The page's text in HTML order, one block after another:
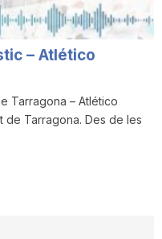
– Atlético
Tarragona – Atlético
de Tarragona. Des de les